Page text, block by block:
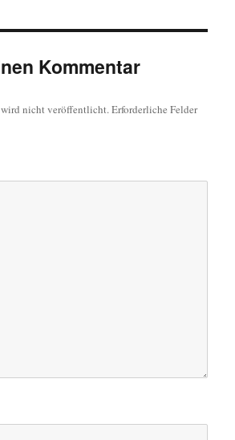
Kommentar
nicht veröffentlicht.Erforderliche Felder